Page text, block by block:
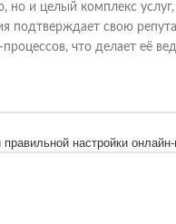
но и целый комплекс
подтверждает свою
что делает её
настройки онлайн-